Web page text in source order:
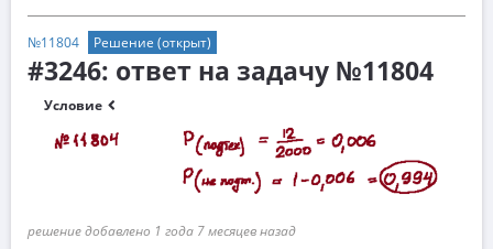
№11804 Решение (открыт)
#3246: ответ на задачу №11804
Условие
решение добавлено 1 года 7 месяцев назад